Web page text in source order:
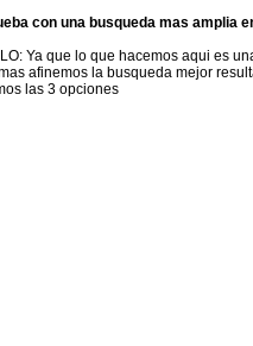
con una busqueda mas amplia
: Ya que lo que hacemos aqui es
afinemos la busqueda mejor
las 3 opciones